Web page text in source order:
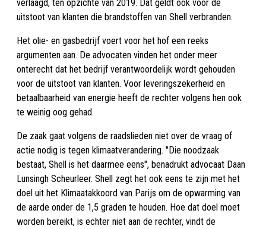
verlaagd, ten opzichte van 2019. Dat geldt ook voor de
uitstoot van klanten die brandstoffen van Shell verbranden.
Het olie- en gasbedrijf voert voor het hof een reeks
argumenten aan. De advocaten vinden het onder meer
onterecht dat het bedrijf verantwoordelijk wordt gehouden
voor de uitstoot van klanten. Voor leveringszekerheid en
betaalbaarheid van energie heeft de rechter volgens hen ook
te weinig oog gehad.
De zaak gaat volgens de raadslieden niet over de vraag of
actie nodig is tegen klimaatverandering. "Die noodzaak
bestaat, Shell is het daarmee eens", benadrukt advocaat Daan
Lunsingh Scheurleer. Shell zegt het ook eens te zijn met het
doel uit het Klimaatakkoord van Parijs om de opwarming van
de aarde onder de 1,5 graden te houden. Hoe dat doel moet
worden bereikt, is echter niet aan de rechter, vindt de